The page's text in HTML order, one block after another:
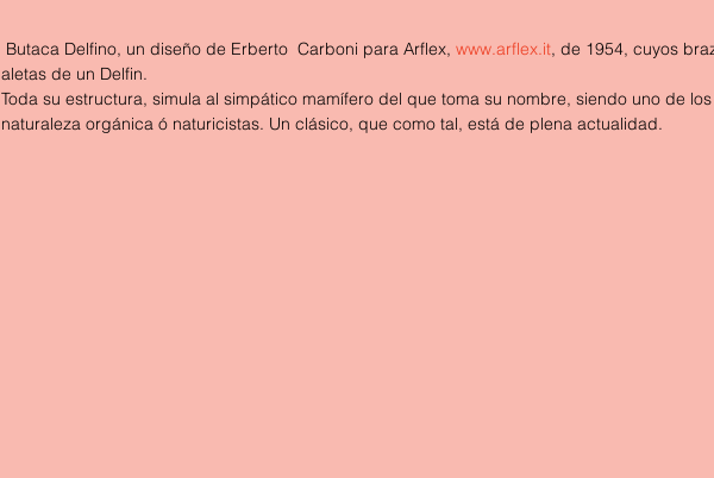
Butaca Delfino, un diseño de Erberto  Carboni para Arflex, www.arflex.it, de 1954, cuyos
aletas de un Delfin.
Toda su estructura, simula al simpático mamífero del que toma su nombre, siendo uno de
naturaleza orgánica ó naturicistas. Un clásico, que como tal, está de plena actualidad.